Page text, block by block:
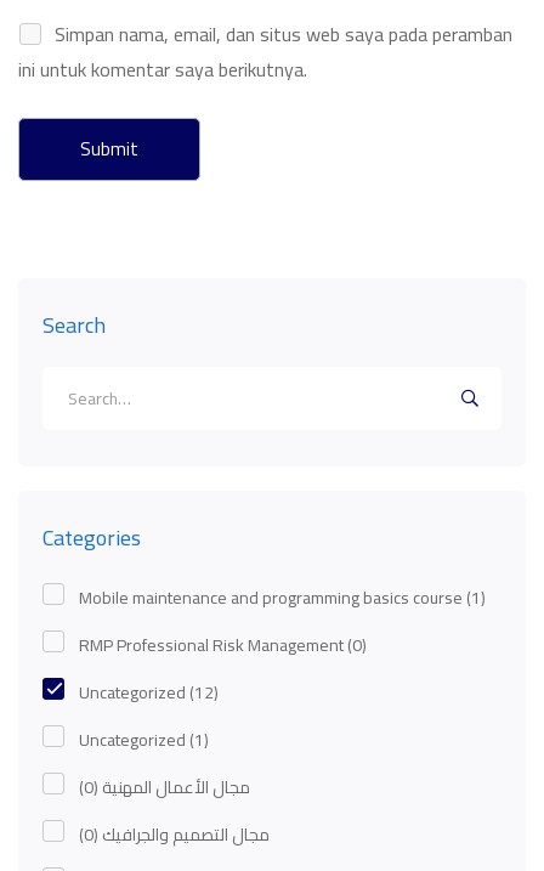
Search
Categories
Mobile maintenance and programming basics course(1)
RMP Professional Risk Management(0)
Uncategorized(12)
Uncategorized(1)
مجال الأعمال المهنية(0)
مجال التصميم والجرافيك(0)
Simpan nama, email, dan situs web saya pada peramban
ini untuk komentar saya berikutnya.